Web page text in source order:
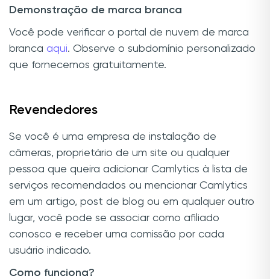
Demonstração de marca branca
Você pode verificar o portal de nuvem de marca
branca aqui. Observe o subdomínio personalizado
que fornecemos gratuitamente.
Revendedores
Se você é uma empresa de instalação de
câmeras, proprietário de um site ou qualquer
pessoa que queira adicionar Camlytics à lista de
serviços recomendados ou mencionar Camlytics
em um artigo, post de blog ou em qualquer outro
lugar, você pode se associar como afiliado
conosco e receber uma comissão por cada
usuário indicado.
Como funciona?